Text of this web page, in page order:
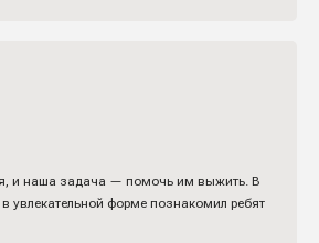
и наша задача — помочь им выжить. В
увлекательной форме познакомил ребят